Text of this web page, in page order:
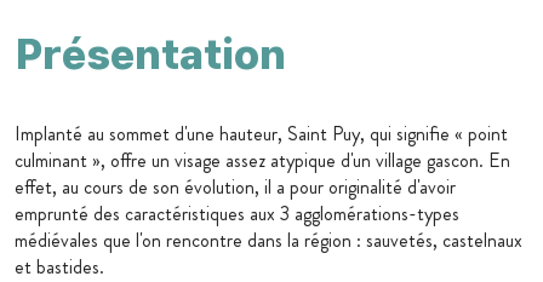
Présentation
Implanté au sommet d'une hauteur, Saint Puy, qui signifie « point
culminant », offre un visage assez atypique d'un village gascon. En
effet, au cours de son évolution, il a pour originalité d'avoir
emprunté des caractéristiques aux 3 agglomérations-types
médiévales que l'on rencontre dans la région : sauvetés, castelnaux
et bastides.